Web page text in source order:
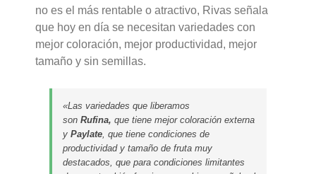
no es el más rentable o atractivo, Rivas señala
que hoy en día se necesitan variedades con
mejor coloración, mejor productividad, mejor
tamaño y sin semillas.
«Las variedades que liberamos
son Rufina, que tiene mejor coloración externa
y Paylate, que tiene condiciones de
productividad y tamaño de fruta muy
destacados, que para condiciones limitantes